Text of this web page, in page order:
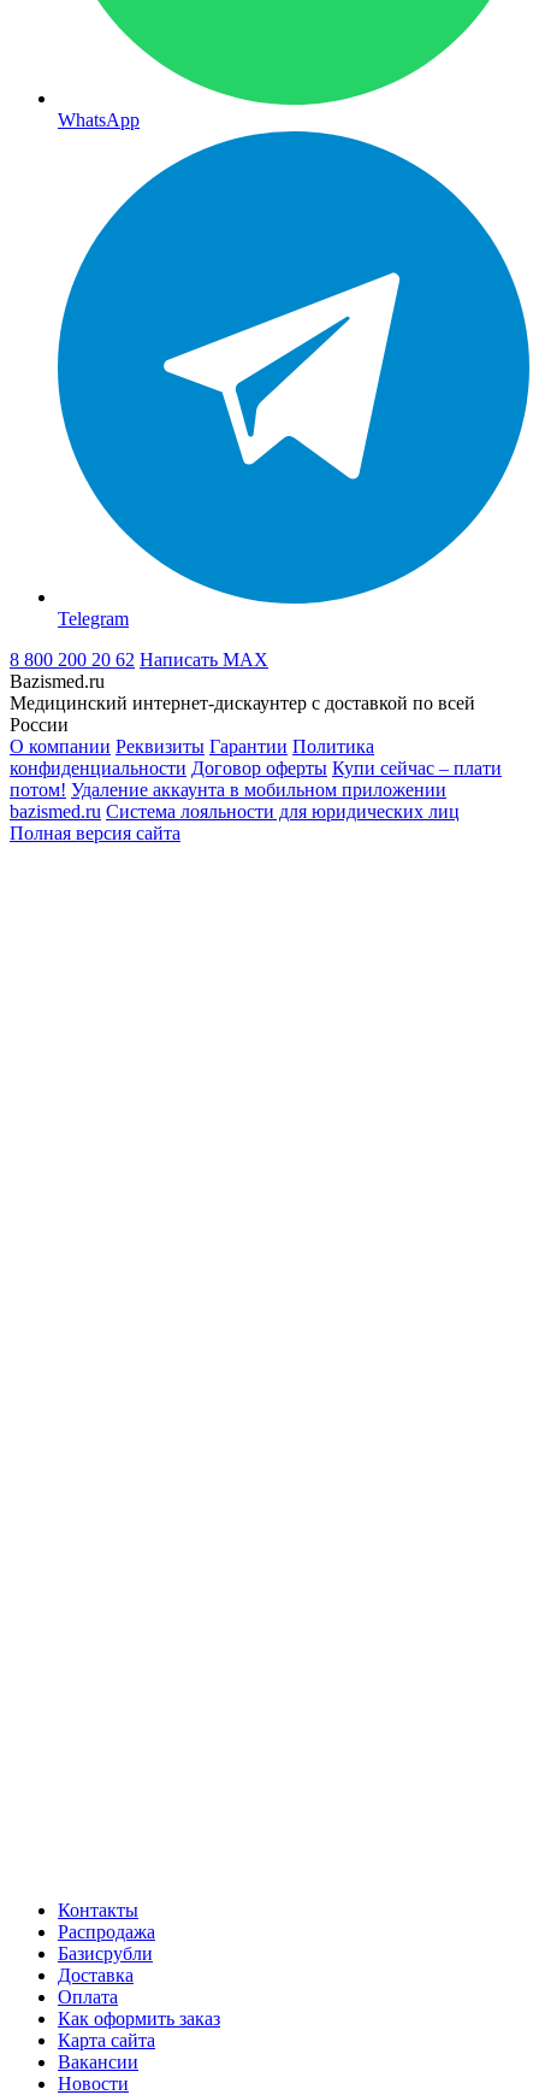
WhatsApp
Telegram
8 800 200 20 62 Написать MAX
Bazismed.ru
Медицинский интернет-дискаунтер с доставкой по всей
России
О компании Реквизиты Гарантии Политика
конфиденциальности Договор оферты Купи сейчас – плати
потом! Удаление аккаунта в мобильном приложении
bazismed.ru Система лояльности для юридических лиц
Полная версия сайта
Контакты
Распродажа
Базисрубли
Доставка
Оплата
Как оформить заказ
Карта сайта
Вакансии
Новости